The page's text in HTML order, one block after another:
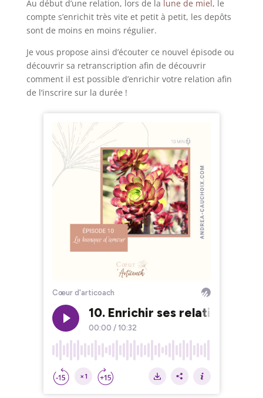
Au début d’une relation, lors de la lune de miel, le
compte s’enrichit très vite et petit à petit, les depôts
sont de moins en moins régulier.
Je vous propose ainsi d’écouter ce nouvel épisode ou
découvrir sa retranscription afin de découvrir
comment il est possible d’enrichir votre relation afin
de l’inscrire sur la durée !